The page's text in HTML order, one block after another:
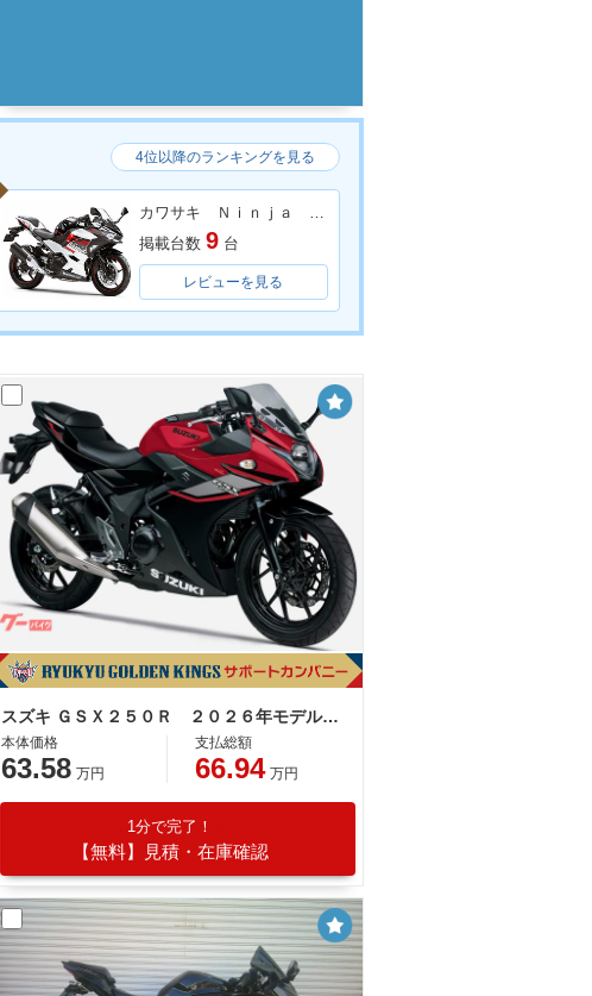
カワサキ Ｎｉｎｊａ ４００
掲載台数 9 台
レビューを見る
4位以降のランキングを見る
スズキ ＧＳＸ２５０Ｒ ２０２６年モデル 水冷２気筒エンジン
本体価格
63.58 万円
支払総額
66.94 万円
1分で完了！
【無料】見積・在庫確認